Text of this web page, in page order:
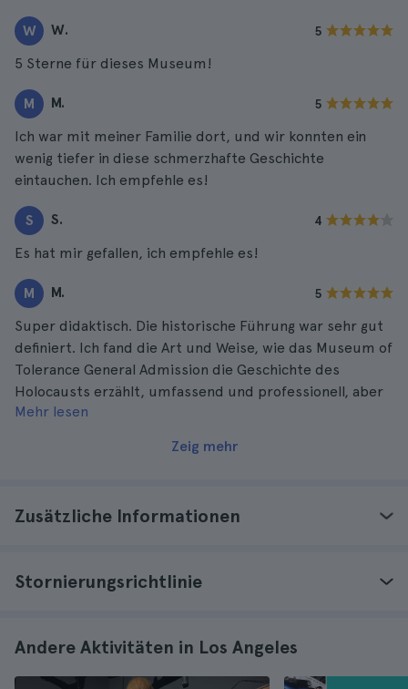
W W. 5
5 Sterne für dieses Museum!
M M. 5
Ich war mit meiner Familie dort, und wir konnten ein
wenig tiefer in diese schmerzhafte Geschichte
eintauchen. Ich empfehle es!
S S. 4
Es hat mir gefallen, ich empfehle es!
M M. 5
Super didaktisch. Die historische Führung war sehr gut
definiert. Ich fand die Art und Weise, wie das Museum of
Tolerance General Admission die Geschichte des
Holocausts erzählt, umfassend und professionell, aber
dennoch sensibel in der Art, wie es die Geschichte des
Mehr lesen
Zeig mehr
Zusätzliche Informationen
Stornierungsrichtlinie
Andere Aktivitäten in Los Angeles